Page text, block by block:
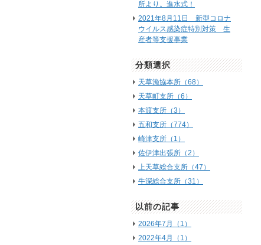
所より。進水式！
2021年8月11日 新型コロナ
ウイルス感染症特別対策 生
産者等支援事業
分類選択
天草漁協本所（68）
天草町支所（6）
本渡支所（3）
五和支所（774）
崎津支所（1）
佐伊津出張所（2）
上天草総合支所（47）
牛深総合支所（31）
以前の記事
2026年7月（1）
2022年4月（1）